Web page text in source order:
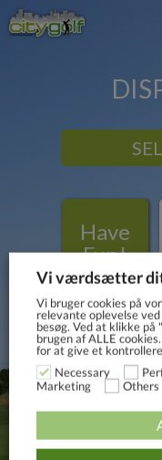
Vi værdsætter
Vi bruger cookies på
relevante oplevelse
besøg. Ved at klikke
brugen af ​​ALLE
for at give et
Necessary
Marketing
Others